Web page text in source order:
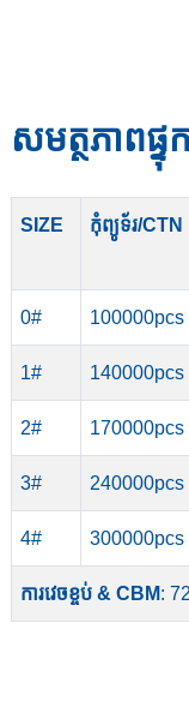
សមត្ថភាពផ្ទុក
SIZE កុំព្យូទ័រ/CTN
0# 100000pcs
1# 140000pcs
2# 170000pcs
3# 240000pcs
4# 300000pcs
ការវេចខ្ចប់ & CBM: